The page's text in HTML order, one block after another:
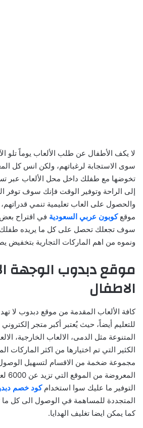
لا يكف الأطفال عن طلب الألعاب يوماً تلو
سوى الاستجابة لرغباتهم، ولكن انس كل
تخوضها مع طفلك داخل محل الألعاب عبر
إلى الراحة وتوفير الوقت فإنك سوف توفر
والحصول على العاب تعليمية تنمي
موقعكوبون عربي السعودية في اقتراح بعض
سوف تجعلك تحصل على كل ما يريده طفلك
ونموه من اهم الماركات التجارية بتخفيض يصل
موقع دبدوب الوجهة
الاطفال
كافة الألعاب المقدمة من موقع دبدوب لا
للتعليم أيضاً، حيث يُعتبر أكبر متجر
المتنوعة مثل الدمى، الالعاب الخارجية،
الكثير التي تم اختيارها من اكثر
مجموعة ضخمة من الاقسام لتسهيل الوصول
التوفير ما عليك سوا استخدامكود خصم
المتجددة للمساهمة في الوصول الى كل ما
كما يمكن ايضا تغليف الهدايا.